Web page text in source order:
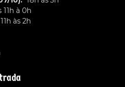
11h à 0h
às 2h